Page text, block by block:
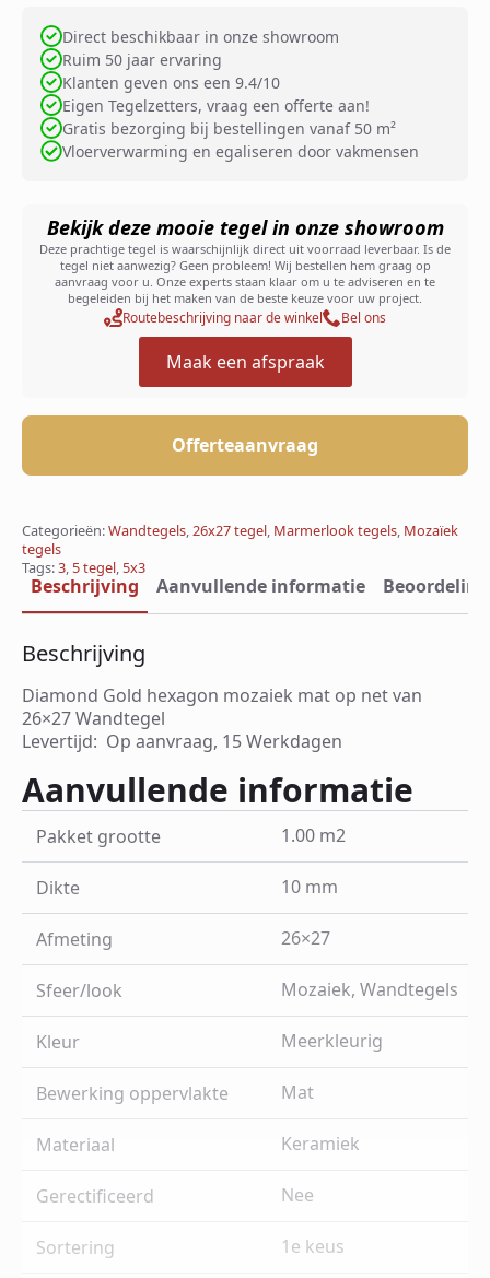
Direct beschikbaar in onze showroom
Ruim 50 jaar ervaring
Klanten geven ons een 9.4/10
Eigen Tegelzetters, vraag een offerte aan!
Gratis bezorging bij bestellingen vanaf 50 m²
Vloerverwarming en egaliseren door vakmensen
Bekijk deze mooie tegel in onze showroom
Deze prachtige tegel is waarschijnlijk direct uit voorraad leverbaar. Is de
tegel niet aanwezig? Geen probleem! Wij bestellen hem graag op
aanvraag voor u. Onze experts staan klaar om u te adviseren en te
begeleiden bij het maken van de beste keuze voor uw project.
Routebeschrijving naar de winkel Bel ons
Maak een afspraak
Offerteaanvraag
Categorieën:Wandtegels,26x27 tegel, Marmerlook tegels, Mozaïek
tegels
Tags:3, 5 tegel, 5x3
Beschrijving Aanvullende informatie
Beschrijving
Diamond Gold hexagon mozaiek mat op net van
26×27 Wandtegel
Levertijd: Op aanvraag, 15 Werkdagen
Aanvullende informatie
Pakket grootte 1.00 m2
Dikte 10 mm
Afmeting 26×27
Sfeer/look Mozaiek, Wandtegels
Kleur Meerkleurig
Bewerking oppervlakte Mat
Materiaal Keramiek
Gerectificeerd Nee
Sortering 1e keus